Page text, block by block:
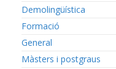
Demolingüística
Formació
General
Màsters i postgraus